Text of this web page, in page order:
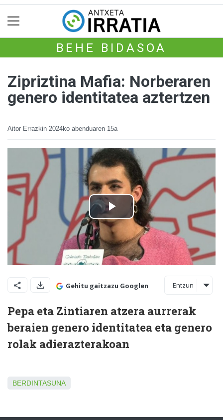
BEHE BIDASOA
Zipriztina Mafia: Norberaren
genero identitatea aztertzen
Aitor Errazkin 2024ko abenduaren 15a
Gehitu gaitzazu Googlen Entzun
Pepa eta Zintiaren atzera aurrerak
beraien genero identitatea eta genero
rolak adierazterakoan
BERDINTASUNA